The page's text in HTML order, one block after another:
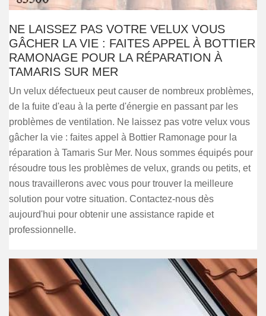
NE LAISSEZ PAS VOTRE VELUX VOUS
GÂCHER LA VIE : FAITES APPEL À BOTTIER
RAMONAGE POUR LA RÉPARATION À
TAMARIS SUR MER
Un velux défectueux peut causer de nombreux problèmes,
de la fuite d'eau à la perte d'énergie en passant par les
problèmes de ventilation. Ne laissez pas votre velux vous
gâcher la vie : faites appel à Bottier Ramonage pour la
réparation à Tamaris Sur Mer. Nous sommes équipés pour
résoudre tous les problèmes de velux, grands ou petits, et
nous travaillerons avec vous pour trouver la meilleure
solution pour votre situation. Contactez-nous dès
aujourd'hui pour obtenir une assistance rapide et
professionnelle.